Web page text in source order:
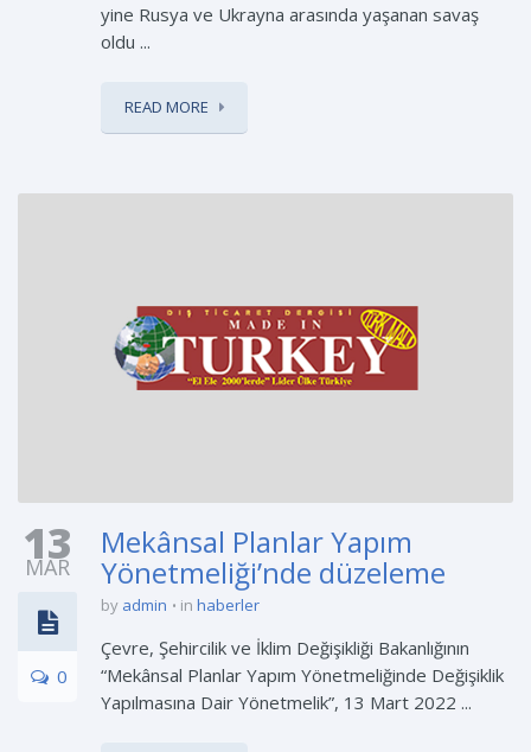
yine Rusya ve Ukrayna arasında yaşanan savaş
oldu ...
READ MORE
13
MAR
0
Mekânsal Planlar Yapım
Yönetmeliği’nde düzeleme
by admin in haberler
Çevre, Şehircilik ve İklim Değişikliği Bakanlığının
“Mekânsal Planlar Yapım Yönetmeliğinde Değişiklik
Yapılmasına Dair Yönetmelik”, 13 Mart 2022 ...